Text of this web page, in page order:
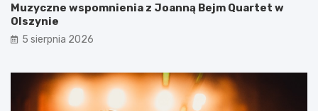
Muzyczne wspomnienia z Joanną Bejm Quartet w
Olszynie
5 sierpnia 2026